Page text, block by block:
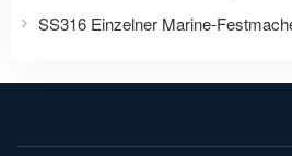
SS316 Einzelner Marine-